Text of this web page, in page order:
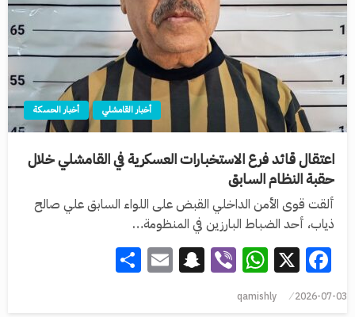
أخبار الحسكة أخبار القامشلي
اعتقال قائد فرع الاستخبارات العسكرية في القامشلي خلال
حقبة النظام السابق
ألقت قوى الأمن الداخلي القبض على اللواء السابق علي صالح
ذياب، أحد الضباط البارزين في ‏المنظومة…
Facebook
X
WhatsApp
Viber
Snapchat
Email
2026-07-03
qamishly